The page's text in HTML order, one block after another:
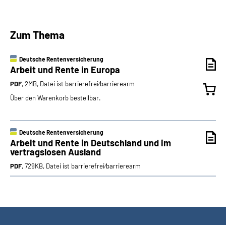
Zum Thema
Deutsche Rentenversicherung
Arbeit und Rente in Europa
PDF, 2MB, Datei ist barrierefrei⁄barrierearm
Über den Warenkorb bestellbar.
Deutsche Rentenversicherung
Arbeit und Rente in Deutschland und im
vertragslosen Ausland
PDF, 729KB, Datei ist barrierefrei⁄barrierearm